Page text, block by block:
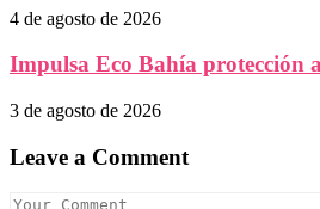
4 de agosto de 2026
Impulsa Eco Bahía protección
3 de agosto de 2026
Leave a Comment